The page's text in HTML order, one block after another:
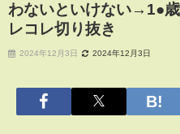
わないといけない→1●
レコレ切り抜き
2024年12月3日 2024年12月3日